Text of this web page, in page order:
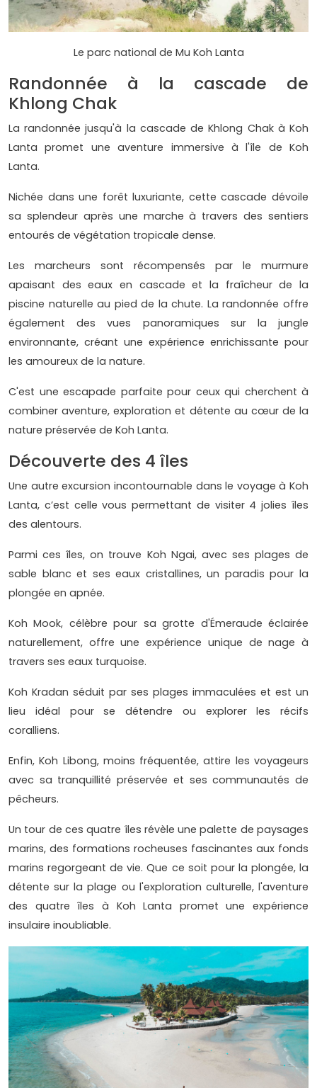
Le parc national de Mu Koh Lanta
Randonnée à la cascade de
Khlong Chak
La randonnée jusqu'à la cascade de Khlong Chak à Koh
Lanta promet une aventure immersive à l'île de Koh
Lanta.
Nichée dans une forêt luxuriante, cette cascade dévoile
sa splendeur après une marche à travers des sentiers
entourés de végétation tropicale dense.
Les marcheurs sont récompensés par le murmure
apaisant des eaux en cascade et la fraîcheur de la
piscine naturelle au pied de la chute. La randonnée offre
également des vues panoramiques sur la jungle
environnante, créant une expérience enrichissante pour
les amoureux de la nature.
C'est une escapade parfaite pour ceux qui cherchent à
combiner aventure, exploration et détente au cœur de la
nature préservée de Koh Lanta.
Découverte des 4 îles
Une autre excursion incontournable dans le voyage à Koh
Lanta, c’est celle vous permettant de visiter 4 jolies îles
des alentours.
Parmi ces îles, on trouve Koh Ngai, avec ses plages de
sable blanc et ses eaux cristallines, un paradis pour la
plongée en apnée.
Koh Mook, célèbre pour sa grotte d'Émeraude éclairée
naturellement, offre une expérience unique de nage à
travers ses eaux turquoise.
Koh Kradan séduit par ses plages immaculées et est un
lieu idéal pour se détendre ou explorer les récifs
coralliens.
Enfin, Koh Libong, moins fréquentée, attire les voyageurs
avec sa tranquillité préservée et ses communautés de
pêcheurs.
Un tour de ces quatre îles révèle une palette de paysages
marins, des formations rocheuses fascinantes aux fonds
marins regorgeant de vie. Que ce soit pour la plongée, la
détente sur la plage ou l'exploration culturelle, l'aventure
des quatre îles à Koh Lanta promet une expérience
insulaire inoubliable.